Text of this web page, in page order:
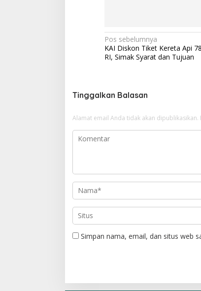
N
a
g
s
i
s
Pos sebelumnya
KAI Diskon Tiket Kereta Api
RI, Simak Syarat dan Tujuan
Tinggalkan Balasan
Alamat email Anda tidak akan dipublikasikan.
Simpan nama, email, dan situs web